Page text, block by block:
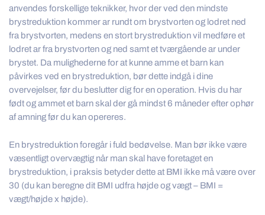
anvendes forskellige teknikker, hvor der ved den mindste
brystreduktion kommer ar rundt om brystvorten og lodret ned
fra brystvorten, medens en stort brystreduktion vil medføre et
lodret ar fra brystvorten og ned samt et tværgående ar under
brystet. Da mulighederne for at kunne amme et barn kan
påvirkes ved en brystreduktion, bør dette indgå i dine
overvejelser, før du beslutter dig for en operation. Hvis du har
født og ammet et barn skal der gå mindst 6 måneder efter ophør
af amning før du kan opereres.
En brystreduktion foregår i fuld bedøvelse. Man bør ikke være
væsentligt overvægtig når man skal have foretaget en
brystreduktion, i praksis betyder dette at BMI ikke må være over
30 (du kan beregne dit BMI udfra højde og vægt – BMI =
vægt/højde x højde).